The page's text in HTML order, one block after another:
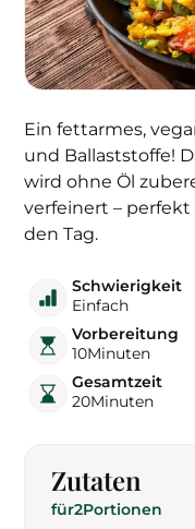
Ein fettarmes,
und Ballaststoffe!
wird ohne Öl
verfeinert –
den Tag.
Schwierigkeit
Einfach
Vorbereitung
10Minuten
Gesamtzeit
20Minuten
Zutaten
für2Portionen